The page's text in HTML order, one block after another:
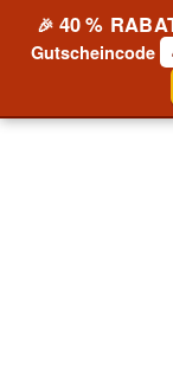
🎉 40 %
Gutscheincode